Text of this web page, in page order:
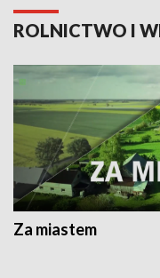
ROLNICTWO I
Za miastem